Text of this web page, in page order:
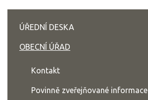
ÚŘEDNÍ DESKA
OBECNÍ ÚŘAD
Kontakt
Povinně zveřejňované informace